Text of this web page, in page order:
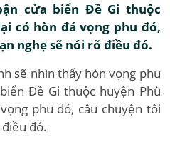
cửa biển Đề Gi thuộc
có hòn đá vọng phu đó,
nghẹ sẽ nói rõ điều đó.
sẽ nhìn thấy hòn vọng phu
Đề Gi thuộc huyện Phù
phu đó, câu chuyện tôi
đó.